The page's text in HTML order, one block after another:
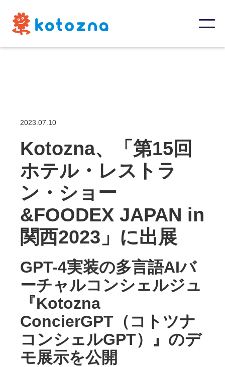
2023.07.10
Kotozna、「第15回
ホテル・レストラ
ン・ショー
&FOODEX JAPAN in
関西2023」に出展
GPT-4実装の多言語AIバ
ーチャルコンシェルジュ
『Kotozna
ConcierGPT（コトツナ
コンシェルGPT）』のデ
モ展示を公開